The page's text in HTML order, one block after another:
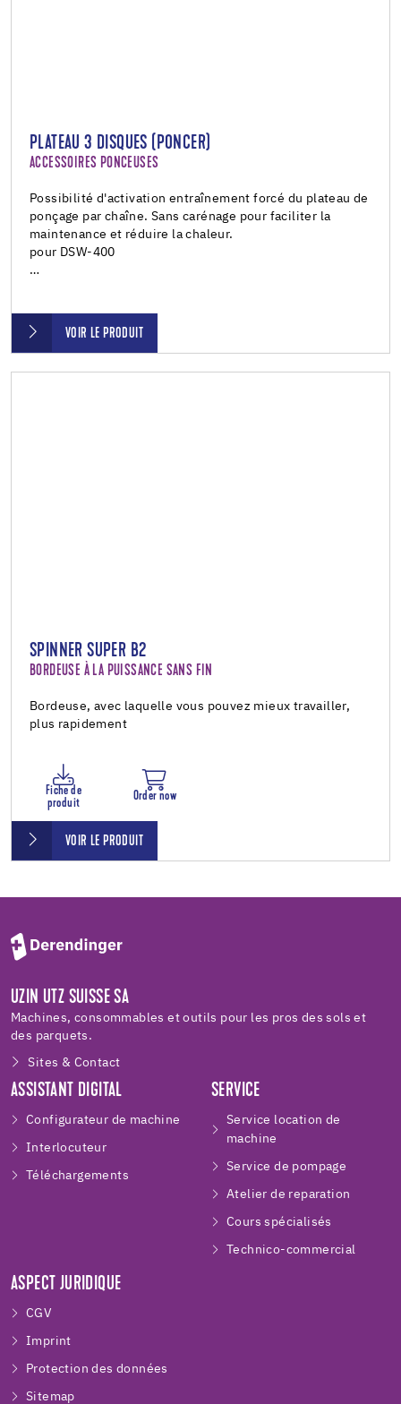
PLATEAU 3 DISQUES (PONCER)
ACCESSOIRES PONCEUSES
Possibilité d'activation entraînement forcé du plateau de
ponçage par chaîne. Sans carénage pour faciliter la
maintenance et réduire la chaleur.
pour DSW-400
…
VOIR LE PRODUIT
SPINNER SUPER B2
BORDEUSE À LA PUISSANCE SANS FIN
Bordeuse, avec laquelle vous pouvez mieux travailler,
plus rapidement
Fiche de
produit
Order now
VOIR LE PRODUIT
UZIN UTZ SUISSE SA
Machines, consommables et outils pour les pros des sols et
des parquets.
Sites & Contact
ASSISTANT DIGITAL
Configurateur de machine
Interlocuteur
Téléchargements
SERVICE
Service location de
machine
Service de pompage
Atelier de reparation
Cours spécialisés
Technico-commercial
ASPECT JURIDIQUE
CGV
Imprint
Protection des données
Sitemap